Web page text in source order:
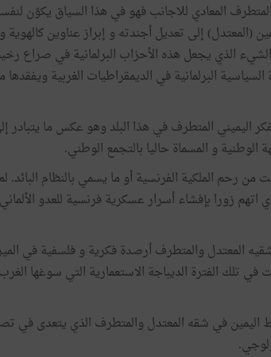
المعادي للاجانب فهو في هذا السياق يكوّن
(المعتدل) إلى تعديل أجندته و إبراز عناوين
الذي يجعل هذه الأحزاب البرلمانية في صراع
البرلمانية في الديمقراطيات الغربية ويفقدها
اليميني المتطرف في هذا البلد وهو عكس ما يتبادر
و المسماة حاليا بالتجمع الوطني.
رحم الملكية الفرنسية أو ما يسمي بالنظام البائد.
زورا بإفشاء أسرار عسكرية فرنسية للعدو
المعتدل والمتطرف أرصدة فكرية و فلسفية في
تلك الفترة الديباجة الاستعمارية التي سوغها
اليمين في شقه المعتدل والمتطرف الذي يتعدى في